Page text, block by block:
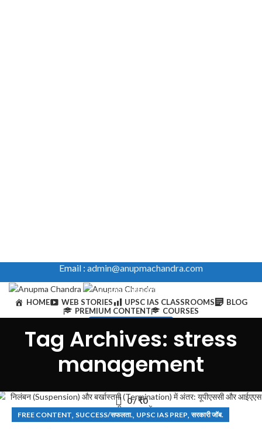
Email : admin@anupmachandra.com
LOGIN / REGISTER
HOME WEB STORIES UPSC IAS CLASSROOMS
BLOG
PREMIUM CONTENT
COURSES
0/ ₹0
0/ ₹0
Tag Archives: stress
management
FREE CONTENT, SUCCESS/सफलता., UPSC IAS PREP, सरकारी जॉब.